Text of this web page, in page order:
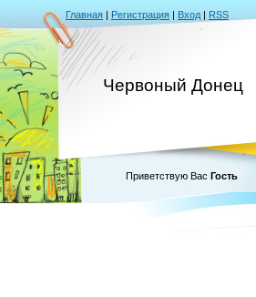
Главная | Регистрация | Вход | RSS
Червоный Донец
Приветствую Вас Гость